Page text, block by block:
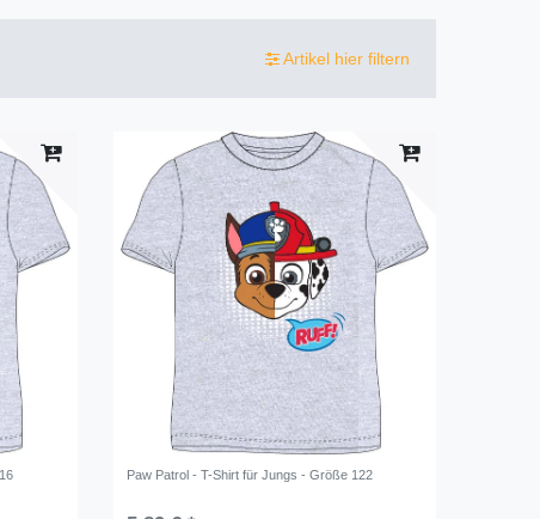
Artikel hier filtern
Paw Patrol - T-Shirt für Jungs - Größe 122